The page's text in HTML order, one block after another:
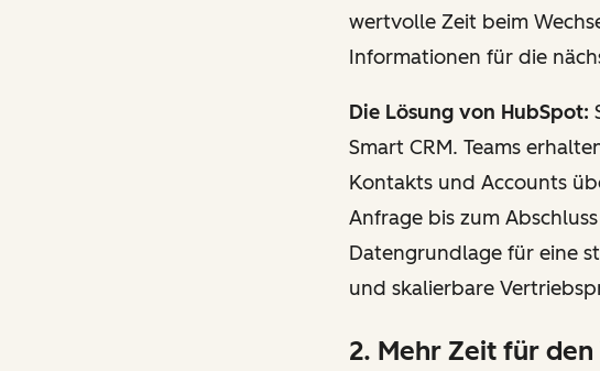
wertvolle Zeit beim
Informationen für die
Die Lösung von HubSpot:
Smart CRM. Teams
Kontakts und Accounts
Anfrage bis zum
Datengrundlage für eine
und skalierbare
2. Mehr Zeit für